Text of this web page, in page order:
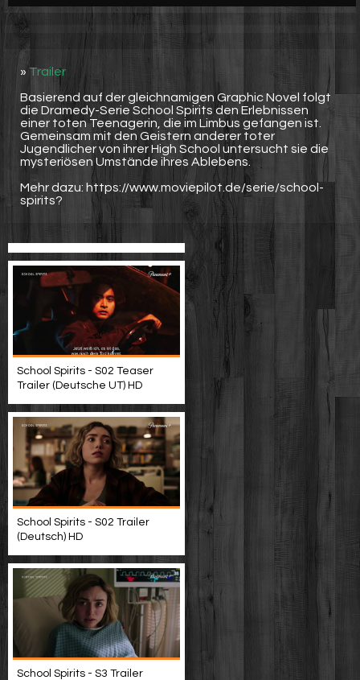
» Trailer
Basierend auf der gleichnamigen Graphic Novel folgt
die Dramedy-Serie School Spirits den Erlebnissen
einer toten Teenagerin, die im Limbus gefangen ist.
Gemeinsam mit den Geistern anderer toter
Jugendlicher von ihrer High School untersucht sie die
mysteriösen Umstände ihres Ablebens.
Mehr dazu: https://www.moviepilot.de/serie/school-
spirits?
School Spirits - S02 Teaser
Trailer (Deutsche UT) HD
School Spirits - S02 Trailer
(Deutsch) HD
School Spirits - S3 Trailer